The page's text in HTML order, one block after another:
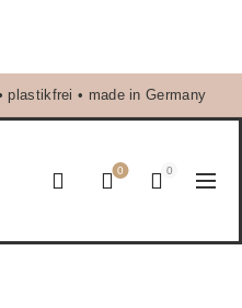
plastikfrei • made in Germany
0 0